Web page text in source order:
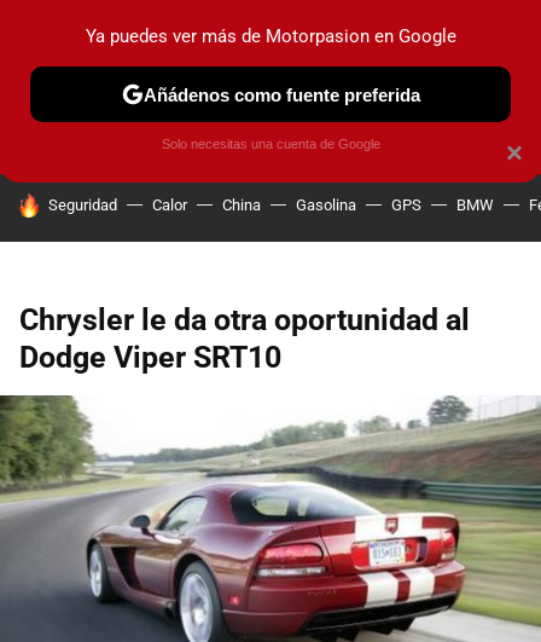
PRUEBAS COCHES ELÉCTRICOS OBSERVATORIO
HOY SE HABLA DE
Seguridad Calor China Gasolina GPS BMW
Chrysler le da otra oportunidad al
Dodge Viper SRT10
×
Ya puedes ver más de Motorpasion en Google
Añádenos como fuente preferida
Solo necesitas una cuenta de Google